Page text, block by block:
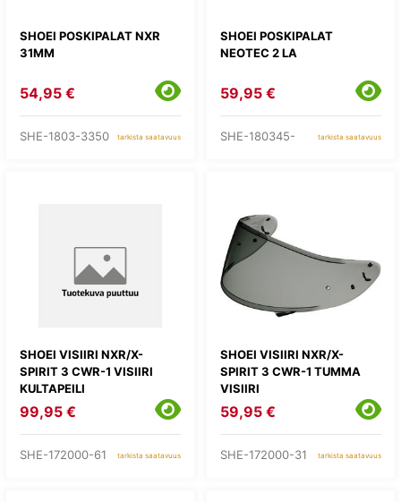
SHOEI POSKIPALAT NXR
31MM
54,95 €
SHE-1803-3350 tarkista saatavuus
SHOEI POSKIPALAT
NEOTEC 2 LA
59,95 €
SHE-180345- tarkista saatavuus
SHOEI VISIIRI NXR/X-
SPIRIT 3 CWR-1 VISIIRI
KULTAPEILI
99,95 €
SHE-172000-61 tarkista saatavuus
SHOEI VISIIRI NXR/X-
SPIRIT 3 CWR-1 TUMMA
VISIIRI
59,95 €
SHE-172000-31 tarkista saatavuus